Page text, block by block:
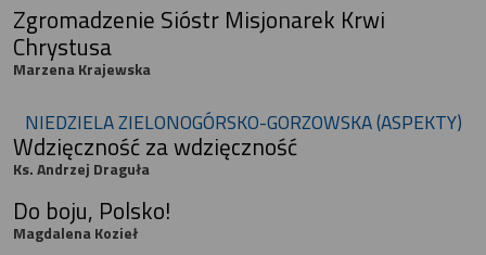
Zgromadzenie Sióstr Misjonarek Krwi
Chrystusa
Marzena Krajewska
NIEDZIELA ZIELONOGÓRSKO-GORZOWSKA (ASPEKTY)
Wdzięczność za wdzięczność
Ks. Andrzej Draguła
Do boju, Polsko!
Magdalena Kozieł